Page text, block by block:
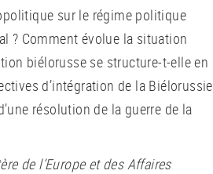
sur le régime politique
? Comment évolue la situation
biélorusse se structure-t-elle en
d’intégration de la Biélorussie
résolution de la guerre de la
de l’Europe et des Affaires